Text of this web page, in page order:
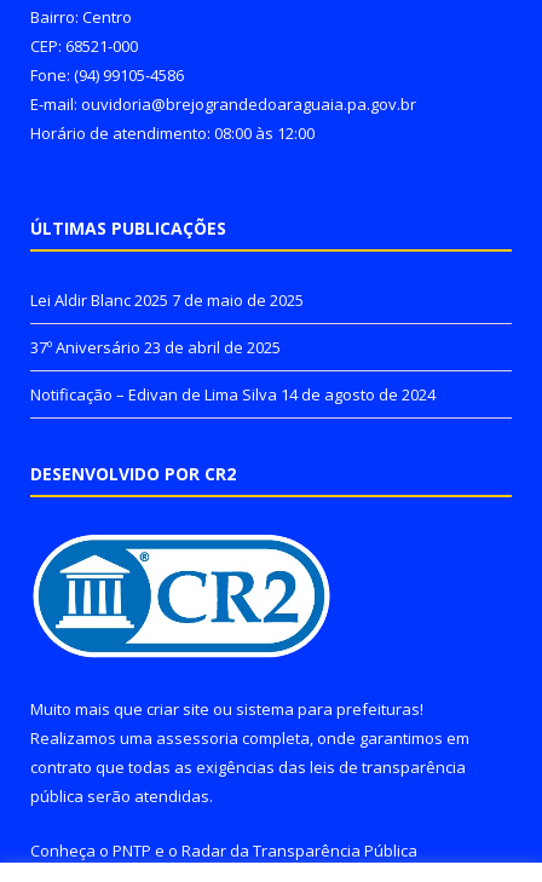
Bairro: Centro
CEP: 68521-000
Fone: (94) 99105-4586
E-mail: ouvidoria@brejograndedoaraguaia.pa.gov.br
Horário de atendimento: 08:00 às 12:00
ÚLTIMAS PUBLICAÇÕES
Lei Aldir Blanc 2025 7 de maio de 2025
37º Aniversário 23 de abril de 2025
Notificação – Edivan de Lima Silva 14 de agosto de 2024
DESENVOLVIDO POR CR2
Muito mais que criar site ou sistema para prefeituras!
Realizamos uma assessoria completa, onde garantimos em
contrato que todas as exigências das leis de transparência
pública serão atendidas.
Conheça o PNTP e o Radar da Transparência Pública